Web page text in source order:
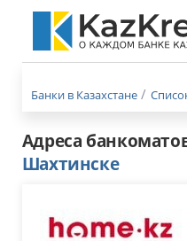
Меню
Банки в Казахстане
Адреса
Шахтинске